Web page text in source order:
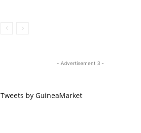
- Advertisement 3 -
Tweets by GuineaMarket